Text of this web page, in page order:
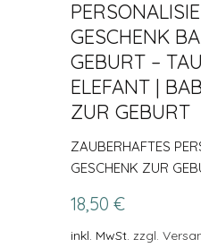
GESCHENK
GEBURT –
ELEFANT |
ZUR GEBURT
ZAUBERHAFTES
GESCHENK ZUR
18,50 €
inkl. MwSt. zzgl.